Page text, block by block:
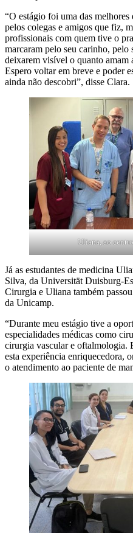
“O estágio foi uma das
pelos colegas e amigos que fiz,
profissionais com quem tive o
marcaram pelo seu carinho,
deixarem visível o quanto amam
Espero voltar em breve e poder
ainda não descobri”, disse Clara.
Uliana, ao
Já as estudantes de medicina
Silva, da Universität Duisburg-
Cirurgia e Uliana também
da Unicamp.
“Durante meu estágio tive a
especialidades médicas como
cirurgia vascular e oftalmologia.
esta experiência enriquecedora,
o atendimento ao paciente de